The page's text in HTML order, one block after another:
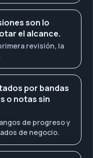
son lo
el alcance.
revisión, la
por bandas
o notas sin
de progreso y
de negocio.